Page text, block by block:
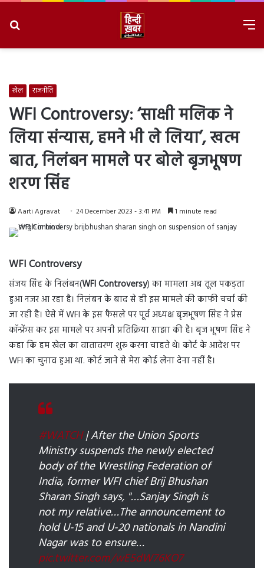
खेल राजनीति
WFI Controversy: ‘साक्षी मलिक ने
लिया संन्यास, हमने भी ले लिया’, खत्म
बात, निलंबन मामले पर बोले बृजभूषण
शरण सिंह
Aarti Agravat 24 December 2023 - 3:41 PM 1 minute read
WFI Controversy
संजय सिंह के निलंबन(WFI Controversy) का मामला अब तूल पकड़ता
हुआ नजर आ रहा है। निलंबन के बाद से ही इस मामले की काफी चर्चा की
जा रही है। ऐसे में WFI के इस फैसले पर पूर्व अध्यक्ष बृजभूषण सिंह ने प्रेस
कॉन्फ्रेंस कर इस मामले पर अपनी प्रतिक्रिया साझा की है। बृज भूषण सिंह ने
कहा कि हम खेल का वातावरण शुरू करना चाहते थे। कोर्ट के आदेश पर
WFI का चुनाव हुआ था. कोर्ट जाने से मेरा कोई लेना देना नहीं है।
#WATCH| After the Union Sports
Ministry suspends the newly elected
body of the Wrestling Federation of
India, former WFI chief Brij Bhushan
Sharan Singh says, "…Sanjay Singh is
not my relative…The announcement to
hold U-15 and U-20 nationals in Nandini
Nagar was to ensure…
pic.twitter.com/wE5dW76KO7